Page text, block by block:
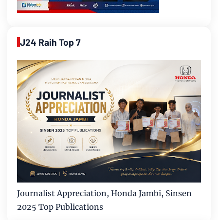
J24 Raih Top 7
Journalist Appreciation, Honda Jambi, Sinsen
2025 Top Publications